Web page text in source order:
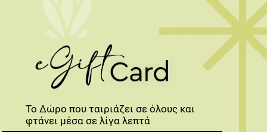
Το Δώρο που ταιριάζει σε όλους και
φτάνει μέσα σε λίγα λεπτά